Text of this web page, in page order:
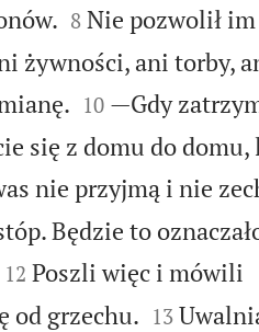

8 Nie pozwolił
żywności, ani torby,

10 —Gdy
się z domu do domu,
nie przyjmą i nie
Będzie to

12 Poszli więc i mówili
od grzechu.
13